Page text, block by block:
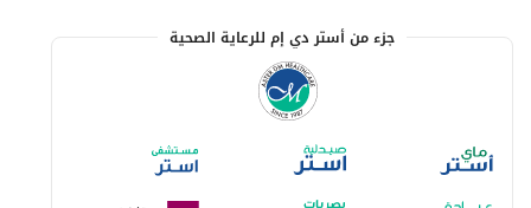
جزء من أستر دي إم للرعاية الصحية